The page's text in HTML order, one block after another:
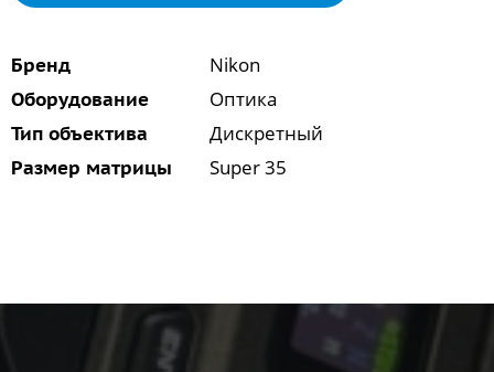
Бренд Nikon
Оборудование Оптика
Тип объектива Дискретный
Размер матрицы Super 35